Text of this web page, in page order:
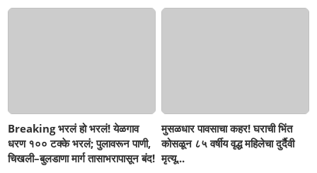
Breaking भरलं हो भरलं! येळगाव
धरण १०० टक्के भरलं; पुलावरून पाणी,
चिखली–बुलडाणा मार्ग तासाभरापासून बंद!
मुसळधार पावसाचा कहर! घराची भिंत
कोसळून ८५ वर्षीय वृद्ध महिलेचा दुर्दैवी
मृत्यू...